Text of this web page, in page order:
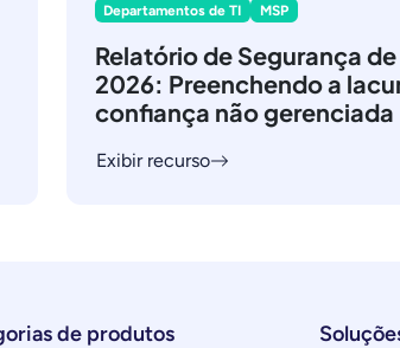
Departamentos de TI MSP
Relatório de Segurança de
2026: Preenchendo a
confiança não gerenciada
Exibir recurso
de produtos